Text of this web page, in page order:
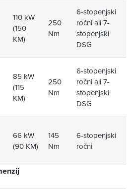
110 kW
(150
KM)
250
Nm
6-stopenjski
ročni ali 7-
stopenjski
DSG
85 kW
(115
KM)
250
Nm
6-stopenjski
ročni ali 7-
stopenjski
DSG
66 kW
(90 KM)
145
Nm
6-stopenjski
ročni